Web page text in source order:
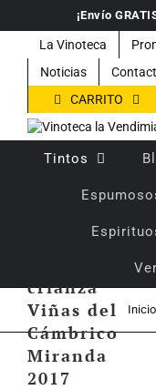
contenido
¡Envío
La Vinoteca
Noticias
CARRITO
Tintos
crianza
Viñas del
Cámbrico
Miranda
2017
Inicio